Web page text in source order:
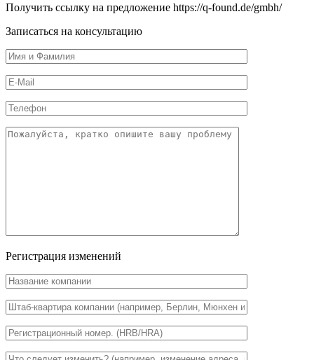
Получить ссылку на предложение https://q-found.de/gmbh/
Записаться на консультацию
Регистрация изменений